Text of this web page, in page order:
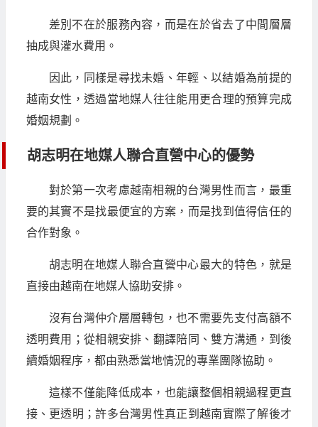
差別不在於服務內容，而是在於省去了中間層層
抽成與灌水費用。
因此，同樣是尋找未婚、年輕、以結婚為前提的
越南女性，透過當地媒人往往能用更合理的預算完成
婚姻規劃。
胡志明在地媒人聯合直營中心的優勢
對於第一次考慮越南相親的台灣男性而言，最重
要的其實不是找最便宜的方案，而是找到值得信任的
合作對象。
胡志明在地媒人聯合直營中心最大的特色，就是
直接由越南在地媒人協助安排。
沒有台灣仲介層層轉包，也不需要先支付高額不
透明費用；從相親安排、翻譯陪同、雙方溝通，到後
續婚姻程序，都由熟悉當地情況的專業團隊協助。
這樣不僅能降低成本，也能讓整個相親過程更直
接、更透明；許多台灣男性真正到越南實際了解後才